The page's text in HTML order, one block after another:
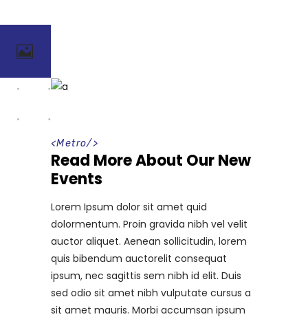
<Metro/>
Read More About Our New
Events
Lorem Ipsum dolor sit amet quid
dolormentum. Proin gravida nibh vel velit
auctor aliquet. Aenean sollicitudin, lorem
quis bibendum auctorelit consequat
ipsum, nec sagittis sem nibh id elit. Duis
sed odio sit amet nibh vulputate cursus a
sit amet mauris. Morbi accumsan ipsum